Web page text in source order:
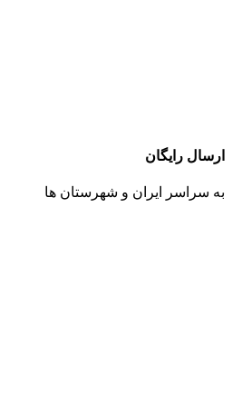
ارسال رایگان
به سراسر ایران و شهرستان ها